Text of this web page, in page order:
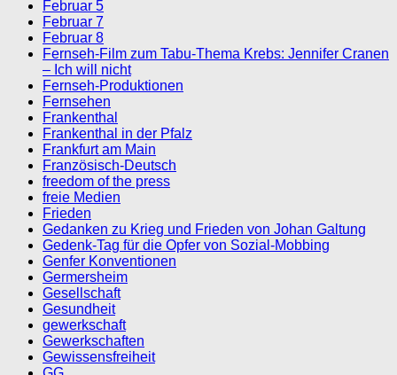
Februar 5
Februar 7
Februar 8
Fernseh-Film zum Tabu-Thema Krebs: Jennifer Cranen
– Ich will nicht
Fernseh-Produktionen
Fernsehen
Frankenthal
Frankenthal in der Pfalz
Frankfurt am Main
Französisch-Deutsch
freedom of the press
freie Medien
Frieden
Gedanken zu Krieg und Frieden von Johan Galtung
Gedenk-Tag für die Opfer von Sozial-Mobbing
Genfer Konventionen
Germersheim
Gesellschaft
Gesundheit
gewerkschaft
Gewerkschaften
Gewissensfreiheit